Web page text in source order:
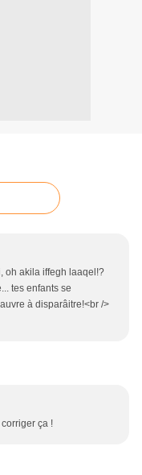
oh akila iffegh laaqel!?
tes enfants se
à disparâitre!<br />
ça !